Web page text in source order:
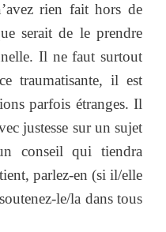
rien fait hors de
serait de le prendre
Il ne faut surtout
traumatisante, il est
parfois étranges. Il
justesse sur un sujet
conseil qui tiendra
parlez-en (si il/elle
le/la dans tous